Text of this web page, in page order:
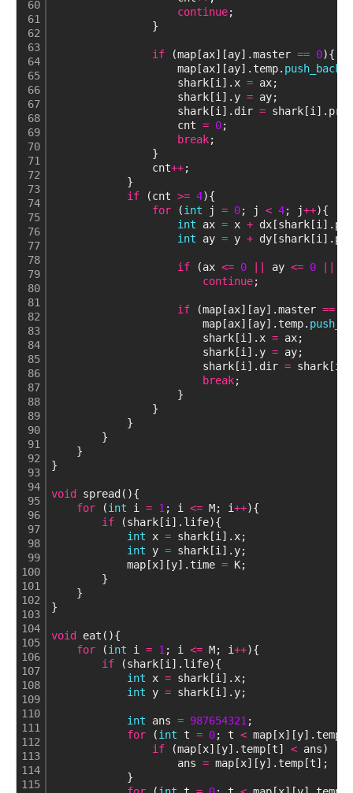
60
61
62
63
64
65
66
67
68
69
70
71
72
73
74
75
76
77
78
79
80
81
82
83
84
85
86
87
88
89
90
91
92
93
94
95
96
97
98
99
100
101
102
103
104
105
106
107
108
109
110
111
112
113
114
115
continue;
}
if (map[ax][ay].master == 0){
map[ax][ay].temp. push_back
shark[i].x = ax;
shark[i].y = ay;
shark[i].dir =
cnt = 0;
break;
}
cnt++;
}
if (cnt >= 4){
for (int j = 0; j < 4; j++){
int ax = x +
int ay = y +
if (ax <= 0 ay <= 0
continue;
if (map[ax][ay].master ==
map[ax][ay].temp.
shark[i].x = ax;
shark[i].y = ay;
shark[i].dir =
break;
}
}
}
}
}
}
void
spread(){
for (int i = 1 ; i <= M; i++){
if (shark[i].life){
int x = shark[i].x;
int y = shark[i].y;
map[x][y].time = K;
}
}
}
void
eat(){
for (int i = 1 ; i <= M; i++){
if (shark[i].life){
int x = shark[i].x;
int y = shark[i].y;
int ans = 987654321 ;
for (int t = 0; t < map[x][y].temp.
if (map[x][y].temp[t] < ans)
ans = map[x][y].temp[t];
}